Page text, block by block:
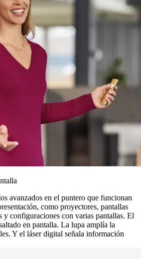
avanzados en el puntero que funcionan
como proyectores, pantallas
y configuraciones con varias pantallas. El
en pantalla. La lupa amplía la
Y el láser digital señala información